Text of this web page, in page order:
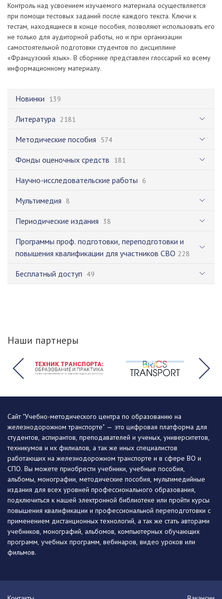
Новинки 139
Литература 2181
Методические пособия 574
Фонды оценочных средств 181
Научно-исследовательские работы 6
Мультимедия 8
Периодические издания 38
Программы проф. подготовки, переподготовки и
повышения квалификации для участников СВО 228
Бесплатный доступ 49
Контроль над усвоением изучаемого материала осуществляется
при помощи тестовых заданий после каждого текста. Ключи к
тестам, находящиеся в конце пособия, позволяют использовать его
не только для аудиторной работы, но и при организации
самостоятельной подготовки студентов по дисциплине
«Французский язык». В сборнике представлен глоссарий ко всему
информационному материалу.
Наши партнеры
Сайт "Учебно-методического центра по образованию на
железнодорожном транспорте" — это цифровая платформа для
студентов, аспирантов, преподавателей и ученых, университетов,
техникумов и их филиалов, а так же иных специалистов
работающих на железнодорожном транспорте и в сфере ВО и
СПО. Вы можете приобрести учебники, учебные пособия,
альбомы, монографии, методические пособия, мультимедийные
издания для всех уровней профессионального образования,
подключиться к нашей электронной библиотеке или пройти курсы
повышения квалификации и профессиональной переподготовки с
применением дистанционных технологий, а так же стать авторами
учебников, монографий, альбомов, компьютерных обучающих
программ, учебных программ, вебинаров, видео уроков или
фильмов.